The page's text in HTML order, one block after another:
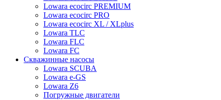
Lowara ecocirc PREMIUM
Lowara ecocirc PRO
Lowara ecocirc XL / XLplus
Lowara TLC
Lowara FLC
Lowara FC
Скважинные насосы
Lowara SCUBA
Lowara e-GS
Lowara Z6
Погружные двигатели